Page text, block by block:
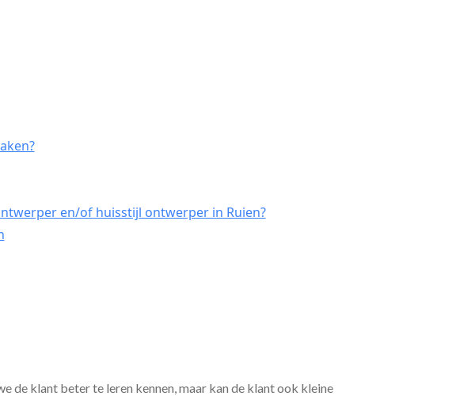
en/of huisstijl ontwerper in Ruien?
de klant beter te leren kennen, maar kan de klant ook kleine